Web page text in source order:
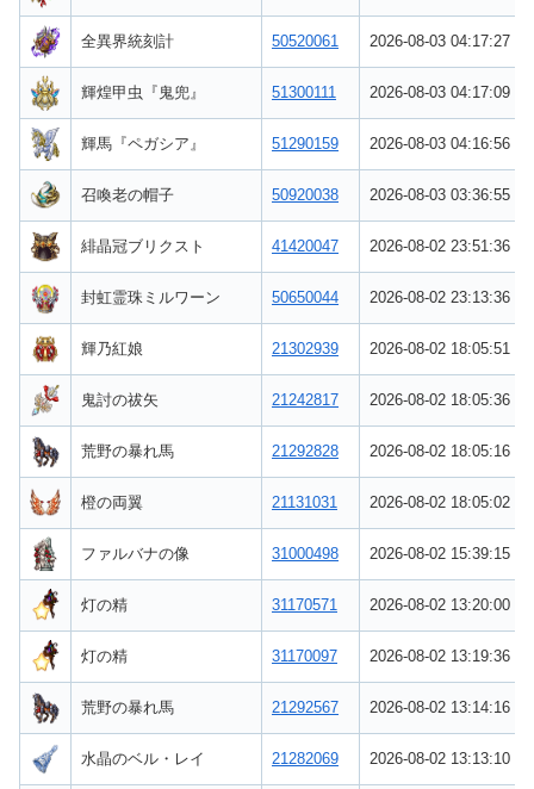
全異界統刻計 50520061 2026-08-03 04:17:27
輝煌甲虫『鬼兜』 51300111 2026-08-03 04:17:09
輝馬『ペガシア』 51290159 2026-08-03 04:16:56
召喚老の帽子 50920038 2026-08-03 03:36:55
緋晶冠ブリクスト 41420047 2026-08-02 23:51:36
封虹霊珠ミルワーン 50650044 2026-08-02 23:13:36
輝乃紅娘 21302939 2026-08-02 18:05:51
鬼討の祓矢 21242817 2026-08-02 18:05:36
荒野の暴れ馬 21292828 2026-08-02 18:05:16
橙の両翼 21131031 2026-08-02 18:05:02
ファルバナの像 31000498 2026-08-02 15:39:15
灯の精 31170571 2026-08-02 13:20:00
灯の精 31170097 2026-08-02 13:19:36
荒野の暴れ馬 21292567 2026-08-02 13:14:16
水晶のベル・レイ 21282069 2026-08-02 13:13:10